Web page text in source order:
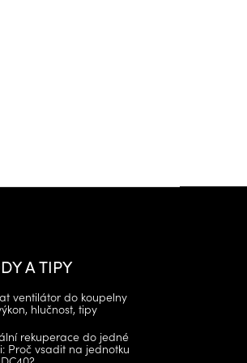
A TIPY
ventilátor do koupelny
hlučnost, tipy
rekuperace do jedné
Proč vsadit na jednotku